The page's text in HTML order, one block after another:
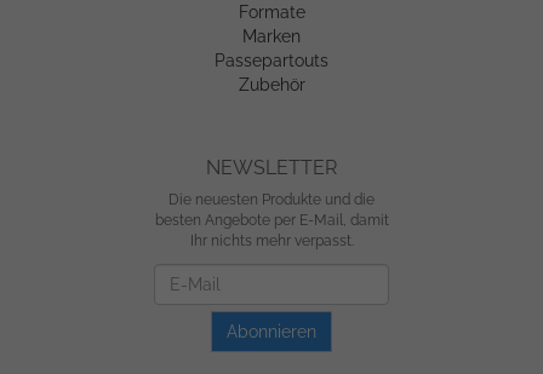
Formate
Marken
Passepartouts
Zubehör
NEWSLETTER
Die neuesten Produkte und die
besten Angebote per E-Mail, damit
Ihr nichts mehr verpasst.
Abonnieren